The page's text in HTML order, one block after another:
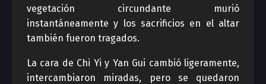
vegetación circundante murió
instantáneamente y los sacrificios en el altar
también fueron tragados.
La cara de Chi Yi y Yan Gui cambió ligeramente,
intercambiaron miradas, pero se quedaron